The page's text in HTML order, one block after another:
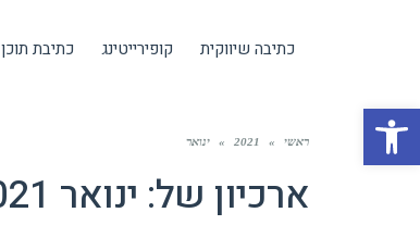
פתח סרגל נגישות
כתיבה שיווקית קופירייטינג כתיבת תוכן
ראשי »
2021
» ינואר
ארכיון של: ינואר 2021